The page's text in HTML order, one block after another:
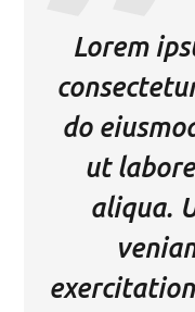
Lorem
do
ut
aliqua.